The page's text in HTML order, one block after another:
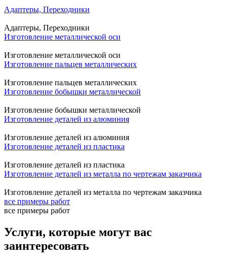
Адаптеры, Переходники
Адаптеры, Переходники
Изготовление металлической оси
Изготовление металлической оси
Изготовление пальцев металлических
Изготовление пальцев металлических
Изготовление бобышки металлической
Изготовление бобышки металлической
Изготовление деталей из алюминия
Изготовление деталей из алюминия
Изготовление деталей из пластика
Изготовление деталей из пластика
Изготовление деталей из металла по чертежам заказчика
Изготовление деталей из металла по чертежам заказчика
все примеры работ
все примеры работ
Услуги, которые могут вас
заинтересовать